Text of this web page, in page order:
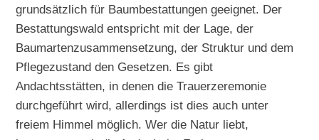
grundsätzlich für Baumbestattungen geeignet. Der
Bestattungswald entspricht mit der Lage, der
Baumartenzusammensetzung, der Struktur und dem
Pflegezustand den Gesetzen. Es gibt
Andachtsstätten, in denen die Trauerzeremonie
durchgeführt wird, allerdings ist dies auch unter
freiem Himmel möglich. Wer die Natur liebt,